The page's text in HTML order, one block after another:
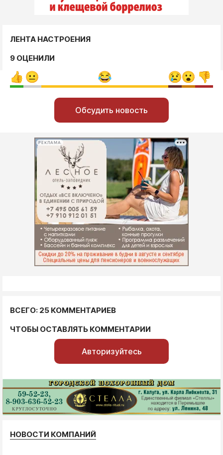
ЛЕНТА НАСТРОЕНИЯ
9 ОЦЕНИЛИ
Обсудить новость
РЕКЛАМА
ВСЕГО: 25 КОММЕНТАРИЕВ
ЧТОБЫ ОСТАВЛЯТЬ КОММЕНТАРИИ
Авторизуйтесь
НОВОСТИ КОМПАНИЙ